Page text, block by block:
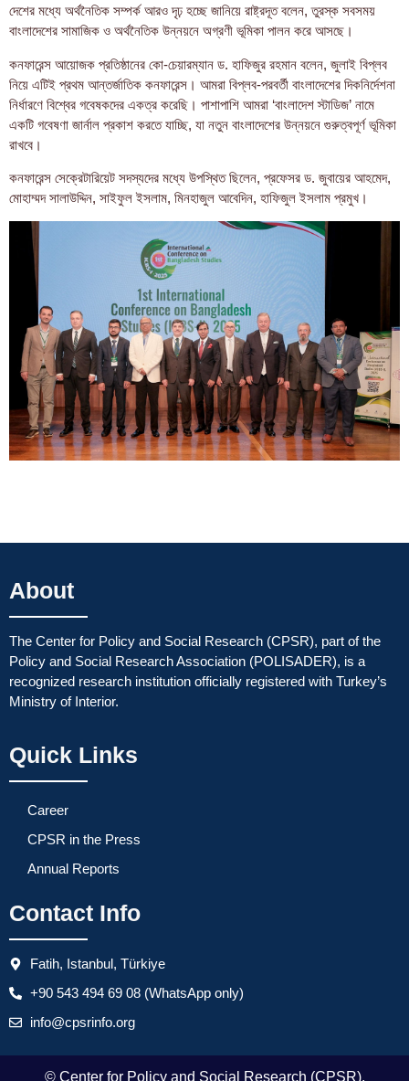
দেশের মধ্যে অর্থনৈতিক সম্পর্ক আরও দৃঢ় হচ্ছে জানিয়ে রাষ্ট্রদূত বলেন, তুরস্ক সবসময়
বাংলাদেশের সামাজিক ও অর্থনৈতিক উন্নয়নে অগ্রণী ভূমিকা পালন করে আসছে।
কনফারেন্স আয়োজক প্রতিষ্ঠানের কো-চেয়ারম্যান ড. হাফিজুর রহমান বলেন, জুলাই বিপ্লব
নিয়ে এটিই প্রথম আন্তর্জাতিক কনফারেন্স। আমরা বিপ্লব-পরবর্তী বাংলাদেশের দিকনির্দেশনা
নির্ধারণে বিশ্বের গবেষকদের একত্র করেছি। পাশাপাশি আমরা ‘বাংলাদেশ স্টাডিজ’ নামে
একটি গবেষণা জার্নাল প্রকাশ করতে যাচ্ছি, যা নতুন বাংলাদেশের উন্নয়নে গুরুত্বপূর্ণ ভূমিকা
রাখবে।
কনফারেন্স সেক্রেটারিয়েট সদস্যদের মধ্যে উপস্থিত ছিলেন, প্রফেসর ড. জুবায়ের আহমেদ,
মোহাম্মদ সালাউদ্দিন, সাইফুল ইসলাম, মিনহাজুল আবেদিন, হাফিজুল ইসলাম প্রমুখ।
About
The Center for Policy and Social Research (CPSR), part of the
Policy and Social Research Association (POLISADER), is a
recognized research institution officially registered with Turkey’s
Ministry of Interior.
Quick Links
Career
CPSR in the Press
Annual Reports
Contact Info
Fatih, Istanbul, Türkiye
+90 543 494 69 08 (WhatsApp only)
info@cpsrinfo.org
© Center for Policy and Social Research (CPSR).